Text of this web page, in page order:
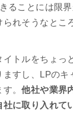
ることには限
れそうなとこ
トルをちょっ
ますし、LPのキ
す。他社や業界
社に取り入れて